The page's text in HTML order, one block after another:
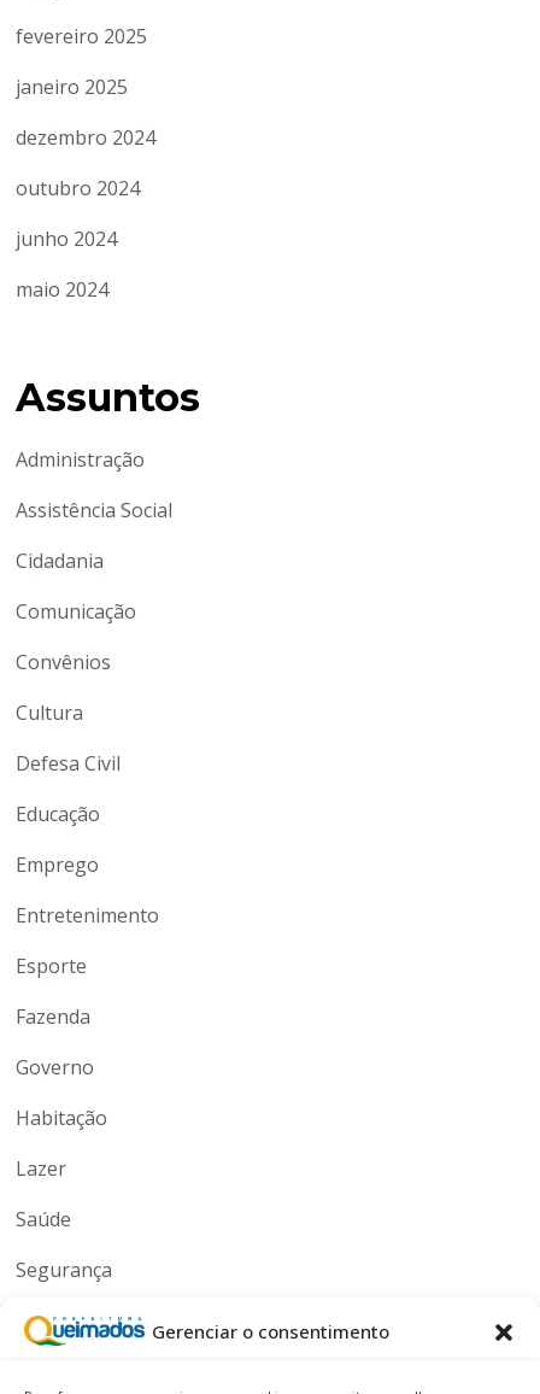
Gerenciar o consentimento
fevereiro 2025
janeiro 2025
dezembro 2024
outubro 2024
junho 2024
maio 2024
Assuntos
Administração
Assistência Social
Cidadania
Comunicação
Convênios
Cultura
Defesa Civil
Educação
Emprego
Entretenimento
Esporte
Fazenda
Governo
Habitação
Lazer
Saúde
Segurança
Serviços